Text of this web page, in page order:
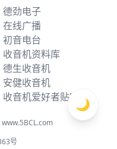
德劲电子
在线广播
初音电台
收音机资料库
德生收音机
安健收音机
收音机爱好者贴吧
号
🌙